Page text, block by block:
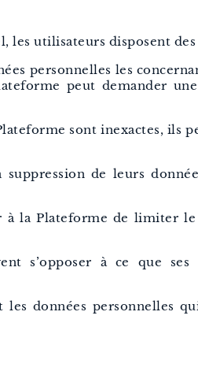
les utilisateurs disposent
personnelles les
peut demander
sont inexactes, ils
de leurs
la Plateforme de limiter le
s’opposer à ce que ses
données personnelles